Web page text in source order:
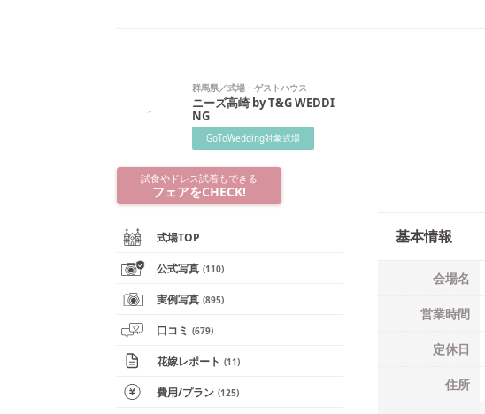
群馬県／式場・ゲストハウス
ニーズ高崎 by T&G WEDDI
NG
GoToWedding対象式場
試食やドレス試着もできる
フェアをCHECK!
式場TOP
公式写真 (110)
実例写真 (895)
口コミ (679)
花嫁レポート (11)
費用/プラン (125)
基本情報
会場名
営業時間
定休日
住所